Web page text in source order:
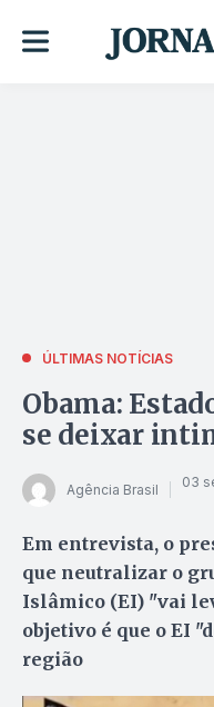
ÚLTIMAS NOTÍCIAS
Obama:
se deixar
Agência Brasil 03
Em entrevista, o
que neutralizar o
Islâmico (EI) "vai
objetivo é que o EI
região